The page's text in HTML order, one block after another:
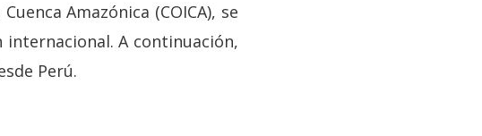
Amazónica (COICA), se
A continuación,
Perú.